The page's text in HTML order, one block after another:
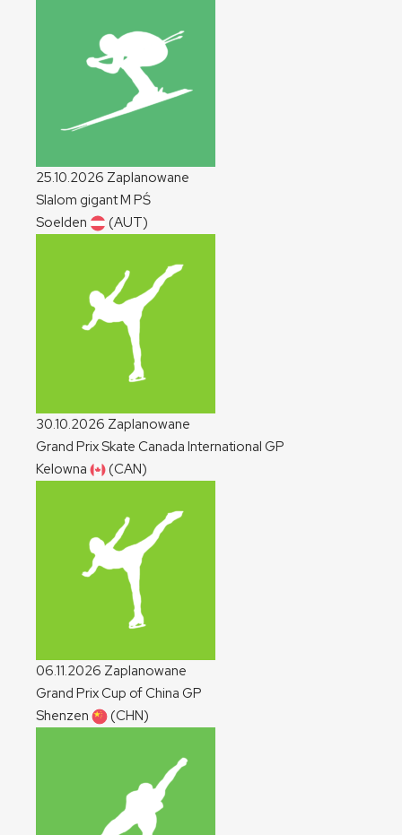
25.10.2026 Zaplanowane
Slalom gigantM PŚ
Soelden
(AUT)
30.10.2026 Zaplanowane
Grand Prix Skate Canada International GP
Kelowna
(CAN)
06.11.2026 Zaplanowane
Grand Prix Cup of China GP
Shenzen
(CHN)